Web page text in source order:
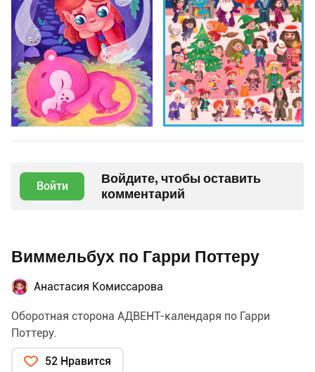
Войти
Войдите, чтобы оставить
комментарий
Виммельбух по Гарри Поттеру
Анастасия Комиссарова
Оборотная сторона АДВЕНТ-календаря по Гарри
Поттеру.
52 Нравится